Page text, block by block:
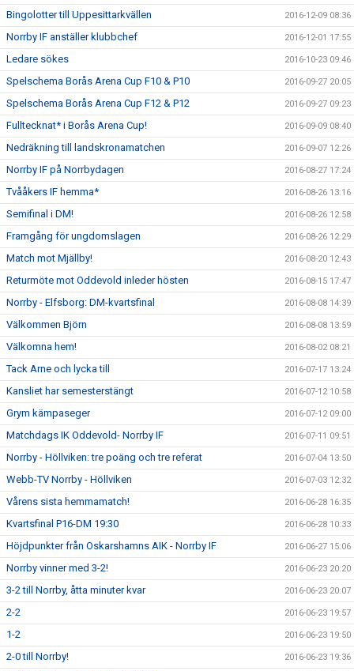
Bingolotter till Uppesittarkvällen 2016-12-09 08:36
Norrby IF anställer klubbchef 2016-12-01 17:55
Ledare sökes 2016-10-23 09:46
Spelschema Borås Arena Cup F10 & P10 2016-09-27 20:05
Spelschema Borås Arena Cup F12 & P12 2016-09-27 09:23
Fulltecknat* i Borås Arena Cup! 2016-09-09 08:40
Nedräkning till landskronamatchen 2016-09-07 12:26
Norrby IF på Norrbydagen 2016-08-27 17:24
Tvååkers IF hemma* 2016-08-26 13:16
Semifinal i DM! 2016-08-26 12:58
Framgång för ungdomslagen 2016-08-26 12:29
Match mot Mjällby! 2016-08-20 12:43
Returmöte mot Oddevold inleder hösten 2016-08-15 17:47
Norrby - Elfsborg: DM-kvartsfinal 2016-08-08 14:39
Välkommen Björn 2016-08-08 13:59
Välkomna hem! 2016-08-02 08:21
Tack Arne och lycka till 2016-07-17 13:24
Kansliet har semesterstängt 2016-07-12 10:58
Grym kämpaseger 2016-07-12 09:00
Matchdags IK Oddevold- Norrby IF 2016-07-11 09:51
Norrby - Höllviken: tre poäng och tre referat 2016-07-04 13:50
Webb-TV Norrby - Höllviken 2016-07-03 12:32
Vårens sista hemmamatch! 2016-06-28 16:35
Kvartsfinal P16-DM 19:30 2016-06-28 10:33
Höjdpunkter från Oskarshamns AIK - Norrby IF 2016-06-27 15:06
Norrby vinner med 3-2! 2016-06-23 20:20
3-2 till Norrby, åtta minuter kvar 2016-06-23 20:07
2-2 2016-06-23 19:57
1-2 2016-06-23 19:50
2-0 till Norrby! 2016-06-23 19:36